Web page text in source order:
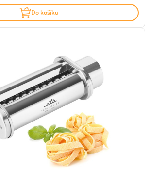
Do košíku